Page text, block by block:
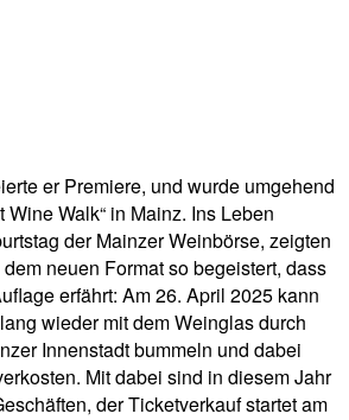
er Premiere, und wurde umgehend
Wine Walk“ in Mainz. Ins Leben
der Mainzer Weinbörse, zeigten
neuen Format so begeistert, dass
erfährt: Am 26. April 2025 kann
wieder mit dem Weinglas durch
Innenstadt bummeln und dabei
Mit dabei sind in diesem Jahr
der Ticketverkauf startet am